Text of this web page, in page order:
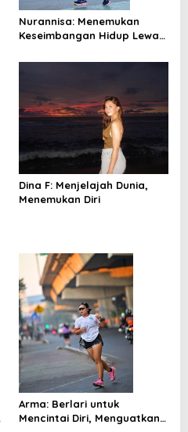
Nurannisa: Menemukan
Keseimbangan Hidup Lewat
yang Konsisten
Dina F: Menjelajah Dunia,
Menemukan Diri
Arma: Berlari untuk
Mencintai Diri, Menguatkan